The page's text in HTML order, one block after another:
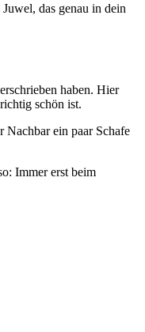
das genau in dein
haben. Hier
schön ist.
ein paar Schafe
Immer erst beim